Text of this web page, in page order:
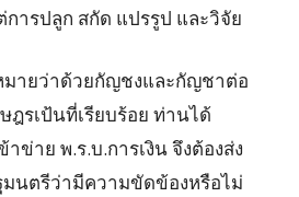
ารปลูก สกัด แปรรูป และวิจัย
มายว่าด้วยกัญชงและกัญชาต่อ
รเป้นที่เรียบร้อย ท่านได้
ข่าย พ.ร.บ.การเงิน จึงต้องส่ง
มนตรีว่ามีความขัดข้องหรือไม่